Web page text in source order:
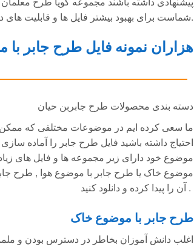
شماست برای بهبود بیشتر فایل ها و قابلیت های دسترسی آنها ... منتظر تماس گرمتان هستیم.
هزاران نمونه فایل طرح جابر
دسته بندی محصولات طرح جابربن حیان
ما سعی کرده ایم در موضوعات مختلفی که
احتیاج داشته باشید فایل طرح جابر را آماده
موضوع خود دارای زیر مجموعه ها و فایل های
موضوع خاک یا طرح جابر با موضوع هوا , طرح
آن را پیدا کرده و دانلود کنید .
طرح جابر با موضوع خاک
اغلب دانش آموزان بخاطر در دسترس بودن و